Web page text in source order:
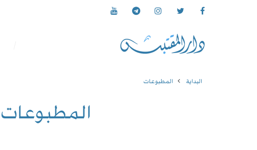
البداية المطبوعات
المطبوعات